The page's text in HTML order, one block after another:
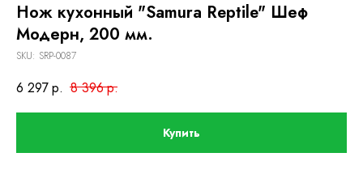
Нож кухонный "Samura Reptile" Шеф
Модерн, 200 мм.
SKU: SRP-0087
6 297р. 8 396р.
Купить